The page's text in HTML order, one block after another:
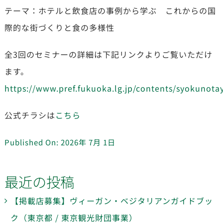
テーマ：ホテルと飲食店の事例から学ぶ これからの国
際的な街づくりと食の多様性
全3回のセミナーの詳細は下記リンクよりご覧いただけ
ます。
https://www.pref.fukuoka.lg.jp/contents/
公式チラシはこちら
Published On: 2026年 7月 1日
最近の投稿
【掲載店募集】ヴィーガン・ベジタリアンガイドブッ
ク（東京都 / 東京観光財団事業）